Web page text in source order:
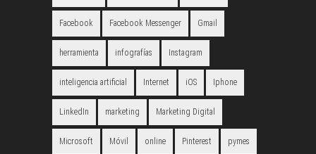
Facebook Facebook Messenger Gmail
herramienta infografías Instagram
inteligencia artificial Internet iOS Iphone
LinkedIn marketing Marketing Digital
Microsoft Móvil online Pinterest pymes